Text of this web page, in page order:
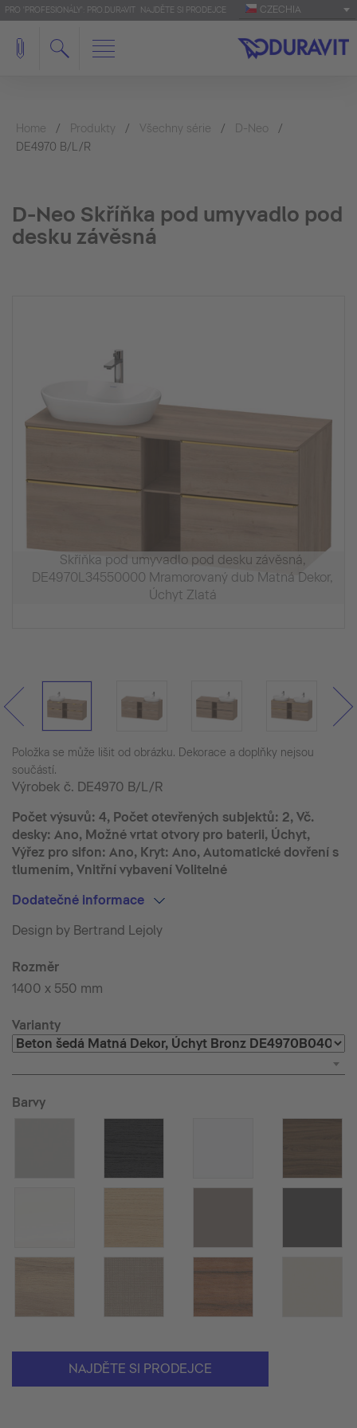
PRO 'PROFESIONÁLY': PRO.DURAVIT NAJDĚTE SI PRODEJCE CZECHIA
Home Produkty Všechny série
D-Neo
DE4970 B/L/R
D-Neo Skříňka pod umyvadlo pod
desku závěsná
Skříňka pod umyvadlo pod desku závěsná,
DE4970L34550000 Mramorovaný dub Matná Dekor,
Úchyt Zlatá
Položka se může lišit od obrázku. Dekorace a doplňky nejsou
součástí.
Výrobek č. DE4970 B/L/R
Počet výsuvů: 4, Počet otevřených subjektů: 2, Vč.
desky: Ano, Možné vrtat otvory pro baterii, Úchyt,
Výřez pro sifon: Ano, Kryt: Ano, Automatické dovření s
tlumením, Vnitřní vybavení Volitelné
Dodatečné informace
Design by Bertrand Lejoly
Rozměr
1400 x 550 mm
Varianty
Barvy
NAJDĚTE SI PRODEJCE